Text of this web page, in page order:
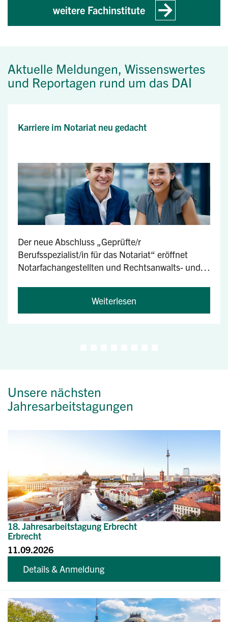
weitere Fachinstitute
Aktuelle Meldungen, Wissenswertes
und Reportagen rund um das DAI
Karriere im Notariat neu gedacht
Der neue Abschluss „Geprüfte/r
Berufsspezialist/in für das Notariat“ eröffnet
Notarfachangestellten und Rechtsanwalts- und
Weiterlesen
Unsere nächsten
Jahresarbeitstagungen
18. Jahresarbeitstagung Erbrecht
Erbrecht
11.09.2026
Details & Anmeldung